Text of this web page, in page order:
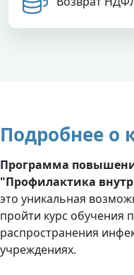
Подробнее о
Программа
"Профилактика
это уникальная
пройти курс
распространения
учреждениях.